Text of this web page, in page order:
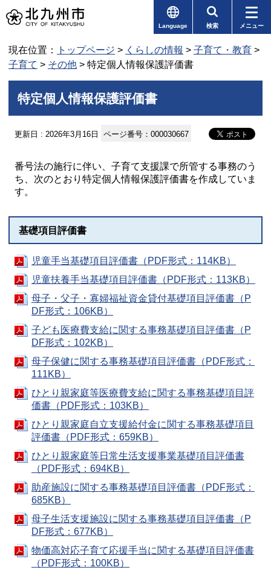
Language 検索 メニュー
現在位置： トップページ > くらしの情報 > 子育て・教育 >
子育て > その他 > 特定個人情報保護評価書
特定個人情報保護評価書
更新日 : 2026年3月16日 ページ番号：000030667
番号法の施行に伴い、子育て支援課で所管する事務のう
ち、次のとおり特定個人情報保護評価書を作成していま
す。
基礎項目評価書
児童手当基礎項目評価書（PDF形式：114KB）
児童扶養手当基礎項目評価書（PDF形式：113KB）
母子・父子・寡婦福祉資金貸付基礎項目評価書（P
DF形式：106KB）
子ども医療費支給に関する事務基礎項目評価書（P
DF形式：102KB）
母子保健に関する事務基礎項目評価書（PDF形式：
111KB）
ひとり親家庭等医療費支給に関する事務基礎項目評
価書（PDF形式：103KB）
ひとり親家庭自立支援給付金に関する事務基礎項目
評価書（PDF形式：659KB）
ひとり親家庭等日常生活支援事業基礎項目評価書
（PDF形式：694KB）
助産施設に関する事務基礎項目評価書（PDF形式：
685KB）
母子生活支援施設に関する事務基礎項目評価書（P
DF形式：677KB）
物価高対応子育て応援手当に関する基礎項目評価書
（PDF形式：100KB）